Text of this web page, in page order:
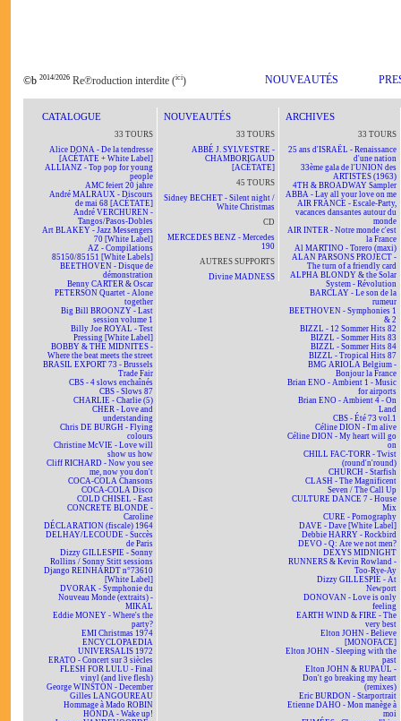
©b 2014/2026 Re℗roduction interdite (ici) NOUVEAUTÉS
CATALOGUE
33 TOURS
Alice DONA - De la tendresse
[ACÉTATE + White Label]
ALLIANZ - Top pop for young
people
AMC feiert 20 jahre
André MALRAUX - Discours
de mai 68 [ACÉTATE]
André VERCHUREN -
Tangos/Pasos-Dobles
Art BLAKEY - Jazz Messengers
70 [White Label]
AZ - Compilations
85150/85151 [White Labels]
BEETHOVEN - Disque de
démonstration
Benny CARTER & Oscar
PETERSON Quartet - Alone
together
Big Bill BROONZY - Last
session volume 1
Billy Joe ROYAL - Test
Pressing [White Label]
BOBBY & THE MIDNITES -
Where the beat meets the street
BRASIL EXPORT 73 - Brussels
Trade Fair
CBS - 4 slows enchaînés
CBS - Slows 87
CHARLIE - Charlie (5)
CHER - Love and
understanding
Chris DE BURGH - Flying
colours
Christine McVIE - Love will
show us how
Cliff RICHARD - Now you see
me, now you don't
COCA-COLA Chansons
COCA-COLA Disco
COLD CHISEL - East
CONCRETE BLONDE -
Caroline
DÉCLARATION (fiscale) 1964
DELHAY/LECOUDE - Succès
de Paris
Dizzy GILLESPIE - Sonny
Rollins / Sonny Stitt sessions
Django REINHARDT n°73610
[White Label]
DVORAK - Symphonie du
Nouveau Monde (extraits) -
MIKAL
Eddie MONEY - Where's the
party?
EMI Christmas 1974
ENCYCLOPAEDIA
UNIVERSALIS 1972
ERATO - Concert sur 3 siècles
FLESH FOR LULU - Final
vinyl (and live flesh)
George WINSTON - December
Gilles LANGOUREAU
Hommage à Mado ROBIN
HONDA - Wake up!
NOUVEAUTÉS
33 TOURS
ABBÉ J. SYLVESTRE -
CHAMBORIGAUD
[ACÉTATE]
45 TOURS
Sidney BECHET - Silent night /
White Christmas
CD
MERCEDES BENZ - Mercedes
190
AUTRES SUPPORTS
Divine MADNESS
ARCHIVES
33 TOURS
25 ans d'ISRAËL - Renaissance
d'une nation
33ème gala de l'UNION des
ARTISTES (1963)
4TH & BROADWAY Sampler
ABBA - Lay all your love on me
AIR FRANCE - Escale-Party,
vacances dansantes autour du
monde
AIR INTER - Notre monde c'est
la France
Al MARTINO - Torero (maxi)
ALAN PARSONS PROJECT -
The turn of a friendly card
ALPHA BLONDY & the Solar
System - Révolution
BARCLAY - Le son de la
rumeur
BEETHOVEN - Symphonies 1
& 2
BIZZL - 12 Sommer Hits 82
BIZZL - Sommer Hits 83
BIZZL - Sommer Hits 84
BIZZL - Tropical Hits 87
BMG ARIOLA Belgium -
Bonjour la France
Brian ENO - Ambient 1 - Music
for airports
Brian ENO - Ambient 4 - On
Land
CBS - Été 73 vol.1
Céline DION - I'm alive
Céline DION - My heart will go
on
CHILL FAC-TORR - Twist
(round'n'round)
CHURCH - Starfish
CLASH - The Magnificent
Seven / The Call Up
CULTURE DANCE 7 - House
Mix
CURE - Pornography
DAVE - Dave [White Label]
Debbie HARRY - Rockbird
DEVO - Q: Are we not men?
DEXYS MIDNIGHT
RUNNERS & Kevin Rowland -
Too-Rye-Ay
Dizzy GILLESPIE - At
Newport
DONOVAN - Love is only
feeling
EARTH WIND & FIRE - The
very best
Elton JOHN - Believe
[MONOFACE]
Elton JOHN - Sleeping with the
past
Elton JOHN & RUPAUL -
Don't go breaking my heart
(remixes)
Eric BURDON - Starportrait
Etienne DAHO - Mon manège à
moi